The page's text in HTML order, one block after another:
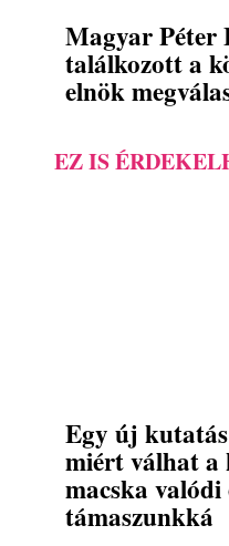
Magyar Péter
találkozott a
elnök
EZ IS
Egy új
miért válhat a
macska
támaszunkká